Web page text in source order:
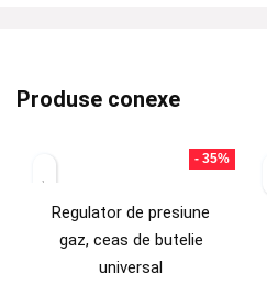
Produse conexe
- 35%
Regulator de presiune
gaz, ceas de butelie
universal